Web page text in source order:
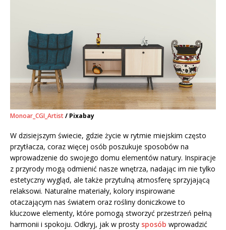
Monoar_CGI_Artist/ Pixabay
W dzisiejszym świecie, gdzie życie w rytmie miejskim często
przytłacza, coraz więcej osób poszukuje sposobów na
wprowadzenie do swojego domu elementów natury. Inspiracje
z przyrody mogą odmienić nasze wnętrza, nadając im nie tylko
estetyczny wygląd, ale także przytulną atmosferę sprzyjającą
relaksowi. Naturalne materiały, kolory inspirowane
otaczającym nas światem oraz rośliny doniczkowe to
kluczowe elementy, które pomogą stworzyć przestrzeń pełną
harmonii i spokoju. Odkryj, jak w prosty sposób wprowadzić